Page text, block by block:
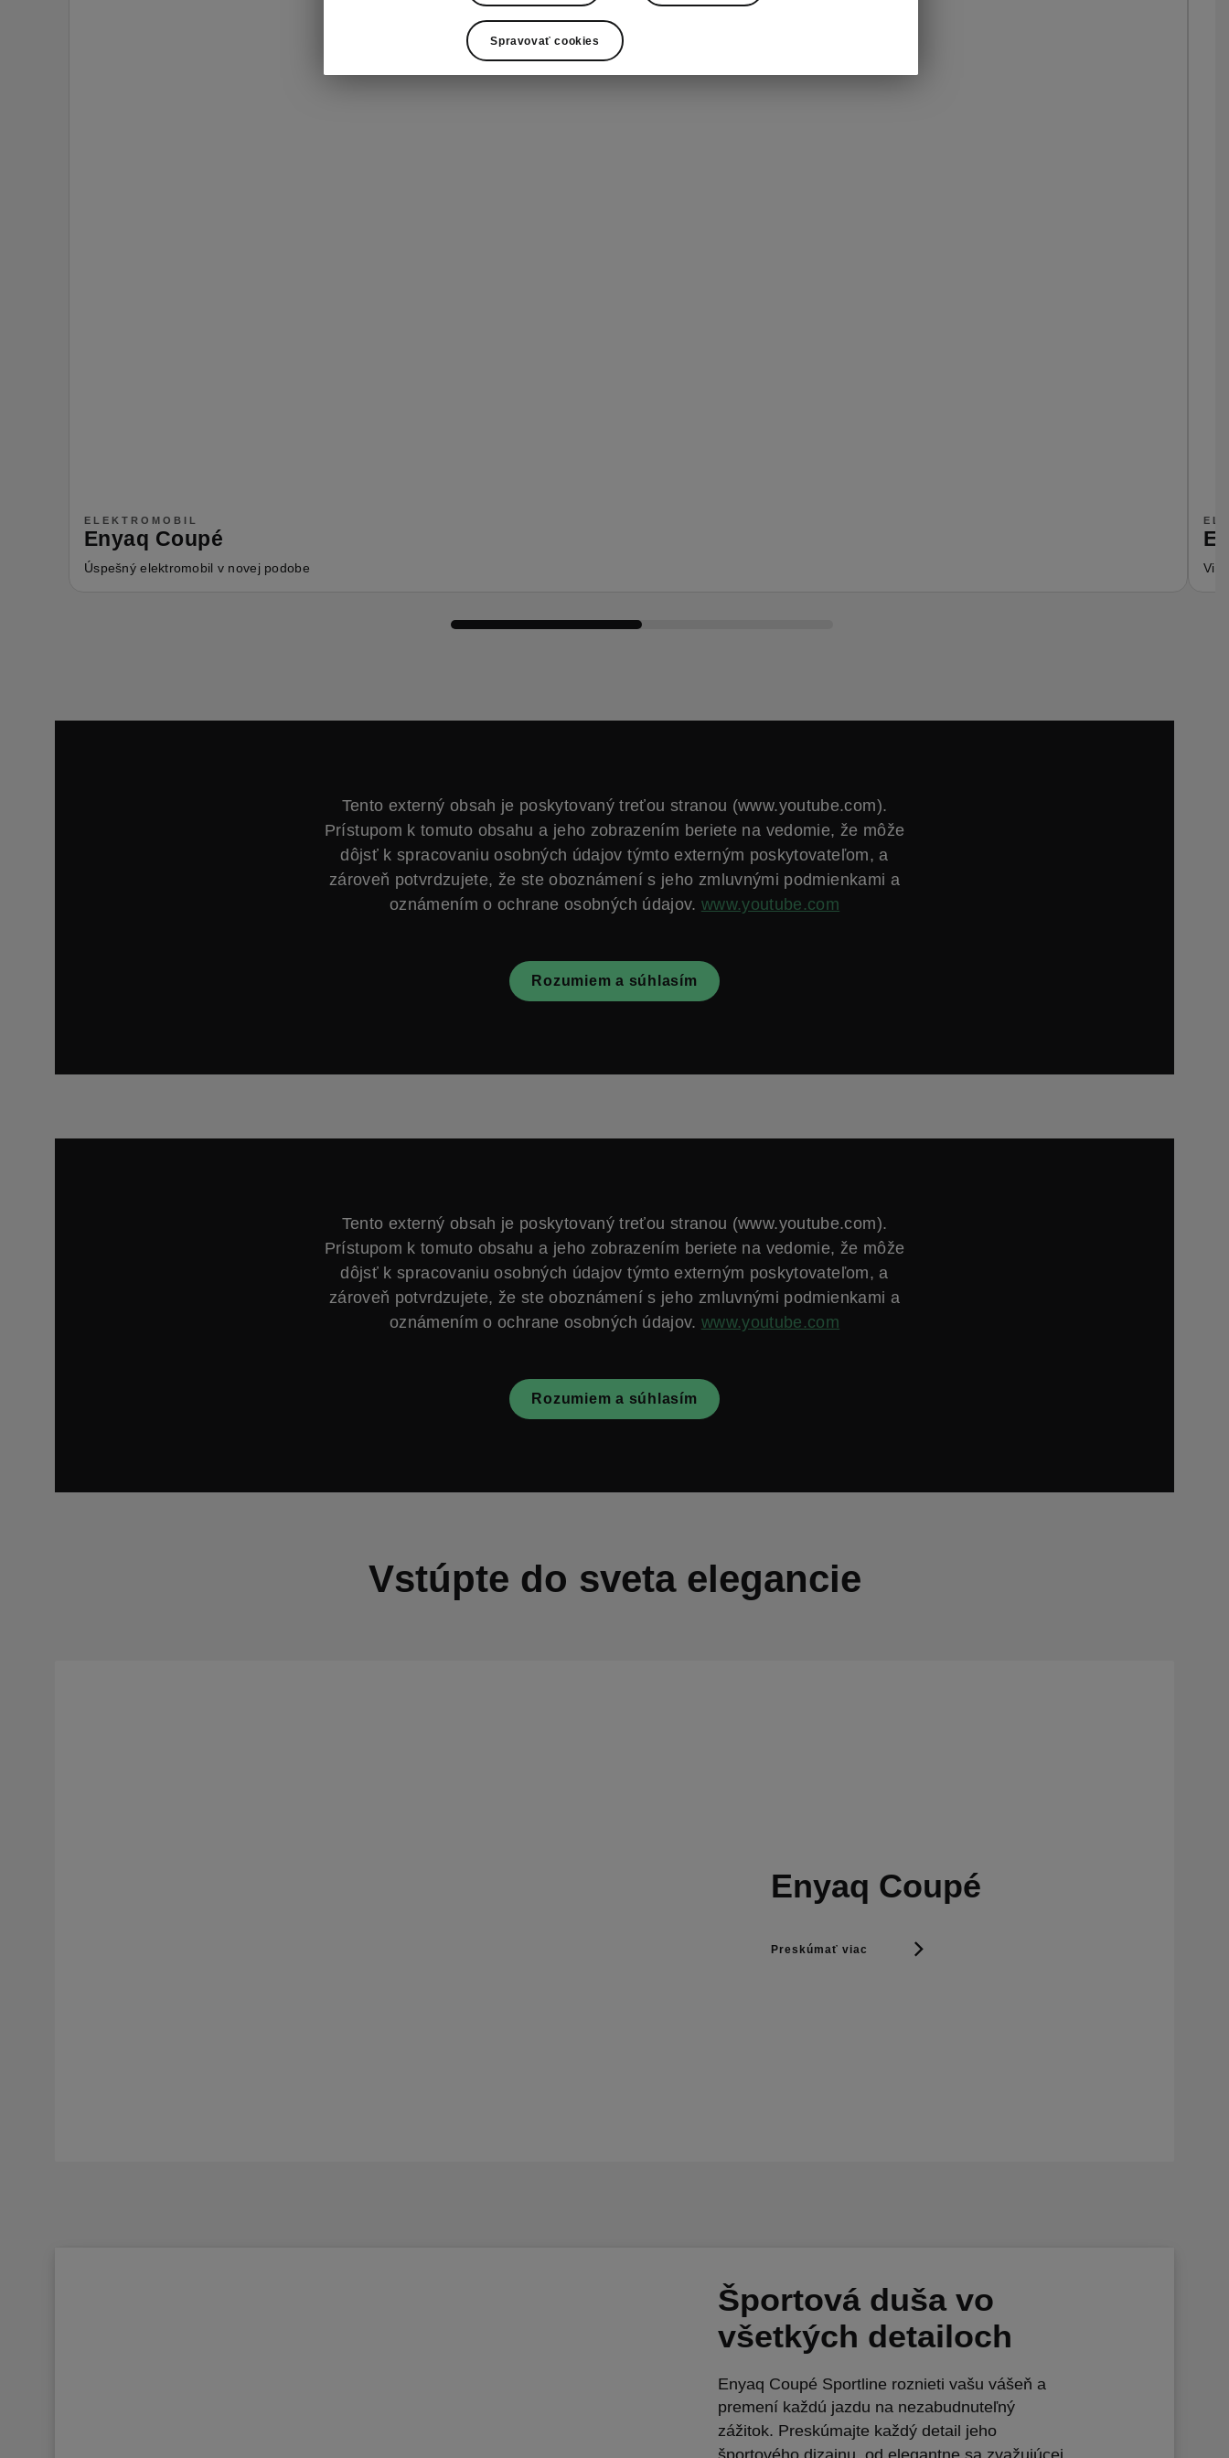
ELEKTROMOBIL
Enyaq Coupé
Úspešný elektromobil v novej podobe
Tento externý obsah je poskytovaný treťou stranou (www.youtube.com).
Prístupom k tomuto obsahu a jeho zobrazením beriete na vedomie, že môže
dôjsť k spracovaniu osobných údajov týmto externým poskytovateľom, a
zároveň potvrdzujete, že ste oboznámení s jeho zmluvnými podmienkami a
oznámením o ochrane osobných údajov. www.youtube.com
Rozumiem a súhlasím
Tento externý obsah je poskytovaný treťou stranou (www.youtube.com).
Prístupom k tomuto obsahu a jeho zobrazením beriete na vedomie, že môže
dôjsť k spracovaniu osobných údajov týmto externým poskytovateľom, a
zároveň potvrdzujete, že ste oboznámení s jeho zmluvnými podmienkami a
oznámením o ochrane osobných údajov. www.youtube.com
Rozumiem a súhlasím
Vstúpte do sveta elegancie
Enyaq Coupé
Preskúmať viac
Športová duša vo
všetkých detailoch
Enyaq Coupé Sportline roznieti vašu vášeň a
premení každú jazdu na nezabudnuteľný
zážitok. Preskúmajte každý detail jeho
športového dizajnu, od elegantne sa zvažujúcej
Spravovať cookies